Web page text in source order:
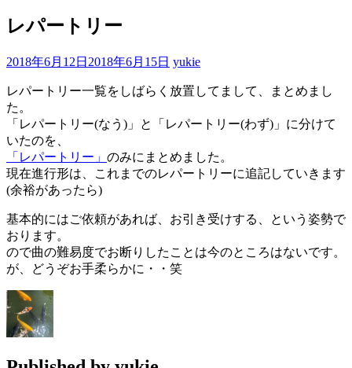
レパートリー
2018年6月12日 2018年6月15日 yukie
レパートリー一覧をしばらく放置してまして、まとめまし
た。
「レパートリー(なう)」と「レパートリー(わず)」に分けて
いたのを、
「レパートリー」 のみにまとめました。
現在進行形は、これまでのレパートリーに追記していきます
(余裕があったら)
基本的にはご依頼があれば、お引き受けする、という姿勢で
おります。
ので曲の難易度でお断りしたことは今のところはないです。
が、どうぞお手柔らかに・・笑